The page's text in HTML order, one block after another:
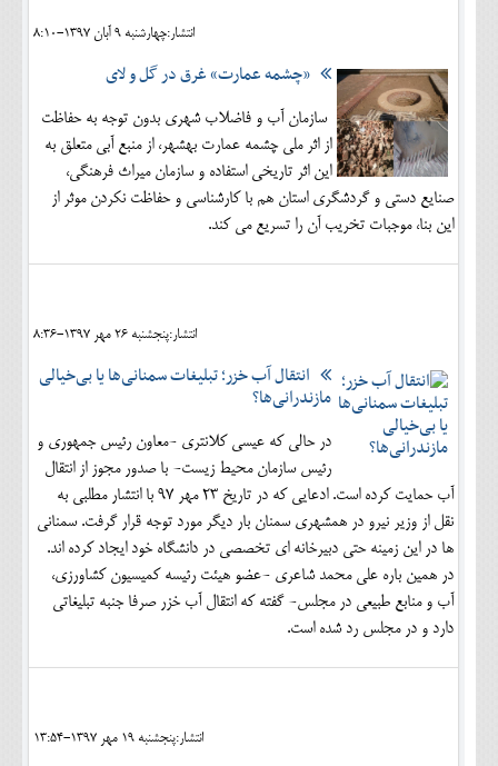
انتشار:چهارشنبه 9 آبان 1397-8:10
«چشمه عمارت» غرق در گل و لای
سازمان آب و فاضلاب شهری بدون توجه به حفاظت
از اثر ملی چشمه عمارت بهشهر، از منبع آبی متعلق به
این اثر تاریخی استفاده و سازمان میراث فرهنگی،
صنایع دستی و گردشگری استان هم با کارشناسی و حفاظت نکردن موثر از
این بنا، موجبات تخریب آن را تسریع می کند.
انتشار:پنجشنبه 26 مهر 1397-8:36
انتقال آب خزر؛ تبلیغات سمنانی‌ها یا بی‌خیالی
مازندرانی‌ها؟
در حالی که عیسی کلانتری -معاون رئیس جمهوری و
رئیس سازمان محیط زیست- با صدور مجوز از انتقال
آب حمایت کرده است. ادعایی که در تاریخ ۲۳ مهر ۹۷ با انتشار مطلبی به
نقل از وزیر نیرو در همشهری سمنان بار دیگر مورد توجه قرار گرفت. سمنانی
ها در این زمینه حتی دبیرخانه ای تخصصی در دانشگاه خود ایجاد کرده اند.
در همین باره علی محمد شاعری -عضو هیئت رئیسه کمیسیون کشاورزی،
آب و منابع طبیعی در مجلس- گفته که انتقال آب خزر صرفا جنبه تبلیغاتی
دارد و در مجلس رد شده است.
انتشار:پنجشنبه 19 مهر 1397-13:54